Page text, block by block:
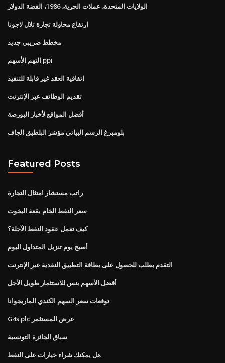
الولايات المتحدة، عملات الحرية، 1986، الفضة الدولار
ارتفاع محاولة تجارة تلال لاجونا
مخطط ضريبي جديد
التهم الأسهم ppi
اتفاقية العقد غير قابلة للتنفيذ
تقديم الوظائف عبر الإنترنت
أفضل المواقع لأخبار البورصة
بلومبرغ الرسم البياني مؤشر البلطيق الجاف
Featured Posts
راتب مستشار امتثال التجارة
سعر النفط الخام بقعة اليخوت
كيف تعمل عقود النفط الآجلة؟
أصبح يوم تنزيل المتداول اليوم
التقدم بطلب للحصول على بطاقة التطبيق النقدية عبر الإنترنت
أفضل الأسهم بنس للاستثمار طويل الأجل
توقعات سعر السهم الكندي الماريجوانا
G4s plc عرض المستثمر
سباق الجائزة التونسية
هل يمكنك شراء خيارات على النفط